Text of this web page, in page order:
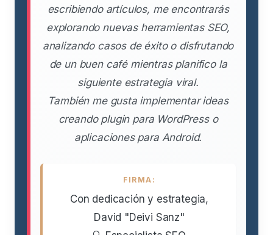
escribiendo artículos, me encontrarás
explorando nuevas herramientas SEO,
analizando casos de éxito o disfrutando
de un buen café mientras planifico la
siguiente estrategia viral.
También me gusta implementar ideas
creando plugin para WordPress o
aplicaciones para Android.
FIRMA:
Con dedicación y estrategia,
David "Deivi Sanz"